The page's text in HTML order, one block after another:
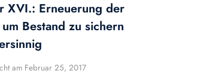
XVI.: Erneuerung der
Bestand zu sichern
am Februar 25, 2017